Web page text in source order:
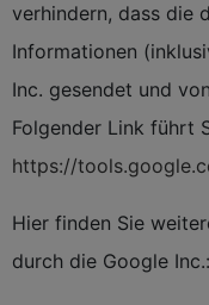
verhindern, dass die
Informationen
Inc. gesendet und
Folgender Link führt
https://
Hier finden Sie
durch die Google Inc.: